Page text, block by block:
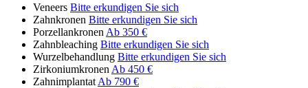
Veneers Bitte erkundigen Sie sich
Zahnkronen Bitte erkundigen Sie sich
Porzellankronen Ab 350 €
Zahnbleaching Bitte erkundigen Sie sich
Wurzelbehandlung Bitte erkundigen Sie sich
Zirkoniumkronen Ab 450 €
Zahnimplantat Ab 790 €